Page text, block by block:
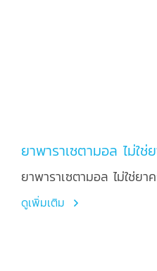
ยาพาราเซตามอล ไม่ใช่
ยาพาราเซตามอล ไม่ใช่ยา
ดูเพิ่มเติม